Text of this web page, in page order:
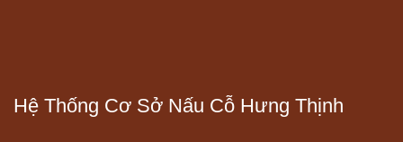
Hệ Thống Cơ Sở Nấu Cỗ Hưng Thịnh